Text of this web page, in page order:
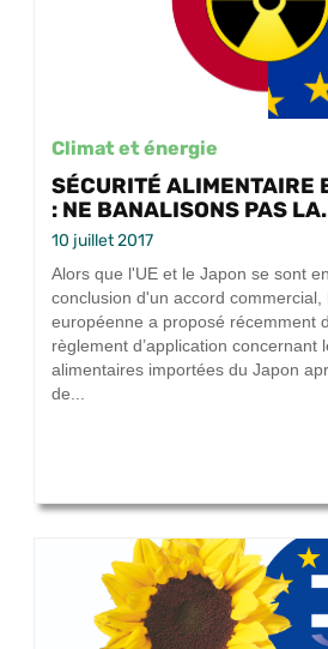
Climat et énergie
SÉCURITÉ ALIMENTAIRE
: NE BANALISONS PAS
10 juillet 2017
Alors que l'UE et le Japon se sont
conclusion d'un accord commercial,
européenne a proposé récemment
règlement d’application concernant
alimentaires importées du Japon
de...